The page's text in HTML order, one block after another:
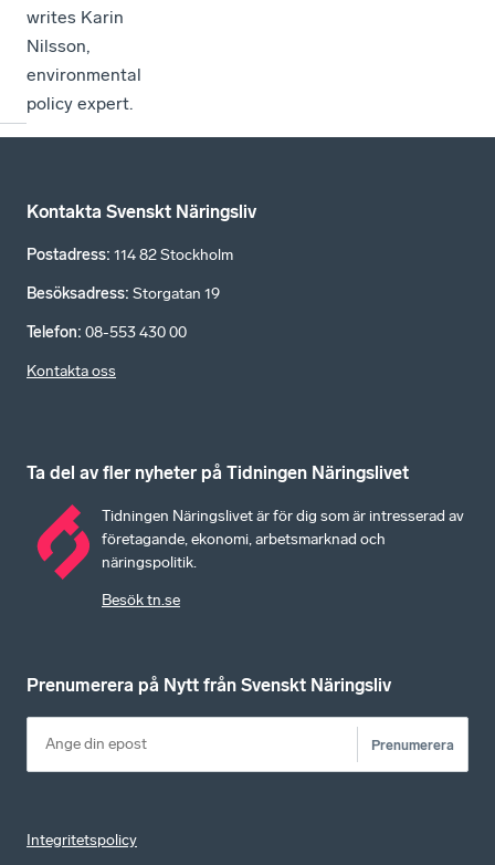
writes Karin
Nilsson,
environmental
policy expert.
Kontakta Svenskt Näringsliv
Postadress: 114 82 Stockholm
Besöksadress: Storgatan 19
Telefon: 08-553 430 00
Kontakta oss
Ta del av fler nyheter på Tidningen Näringslivet
Tidningen Näringslivet är för dig som är intresserad av
företagande, ekonomi, arbetsmarknad och
näringspolitik.
Besök tn.se
Prenumerera på Nytt från Svenskt Näringsliv
Prenumerera
Integritetspolicy